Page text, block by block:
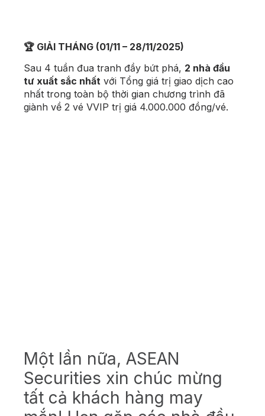
🏆 GIẢI THÁNG (01/11 – 28/11/2025)
Sau 4 tuần đua tranh đầy bứt phá, 2 nhà đầu
tư xuất sắc nhất với Tổng giá trị giao dịch cao
nhất trong toàn bộ thời gian chương trình đã
giành về 2 vé VVIP trị giá 4.000.000 đồng/vé.
Một lần nữa, ASEAN
Securities xin chúc mừng
tất cả khách hàng may